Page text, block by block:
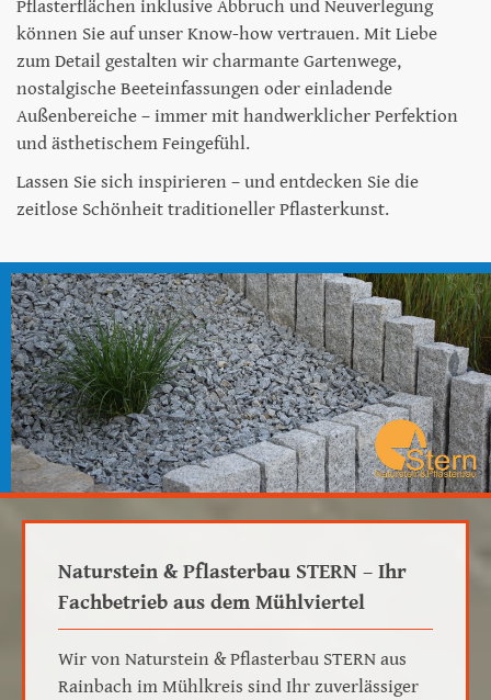
Pflasterflächen inklusive Abbruch und Neuverlegung
können Sie auf unser Know-how vertrauen. Mit Liebe
zum Detail gestalten wir charmante Gartenwege,
nostalgische Beeteinfassungen oder einladende
Außenbereiche – immer mit handwerklicher Perfektion
und ästhetischem Feingefühl.
Lassen Sie sich inspirieren – und entdecken Sie die
zeitlose Schönheit traditioneller Pflasterkunst.
Naturstein & Pflasterbau STERN – Ihr
Fachbetrieb aus dem Mühlviertel
Wir von Naturstein & Pflasterbau STERN aus
Rainbach im Mühlkreis sind Ihr zuverlässiger